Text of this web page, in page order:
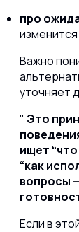
про
изменится
Важно
уточняет
Это
ищет
“как
вопросы
Если в